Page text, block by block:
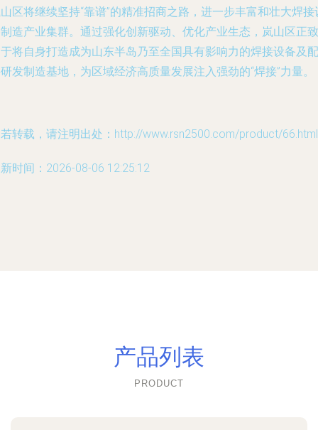
区将继续坚持“靠谱”的精准招商之路，进一步丰富和壮大焊接
造产业集群。通过强化创新驱动、优化产业生态，岚山区正致
将自身打造成为山东半岛乃至全国具有影响力的焊接设备及配
发制造基地，为区域经济高质量发展注入强劲的“焊接”力量。
转载，请注明出处：http://www.rsn2500.com/product/66.html
时间：2026-08-06 12:25:12
产品列表
PRODUCT